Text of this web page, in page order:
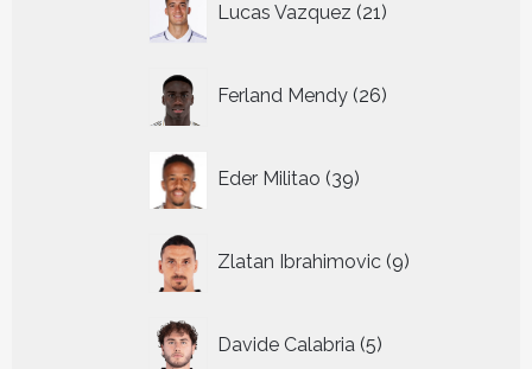
Lucas Vazquez 21
producten
Ferland Mendy 26
producten
Eder Militao 39
producten
Zlatan Ibrahimovic 9
producten
Davide Calabria 5
producten